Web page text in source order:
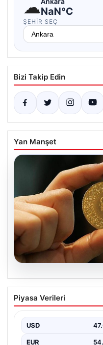
☁NaN°C
ŞEHIR SEÇ
Bizi Takip Edin
Yan Manşet
05.08.2026
Altın fiyatları
fiyatları ne oldu,
fiyatları
Piyasa Verileri
USD
EUR